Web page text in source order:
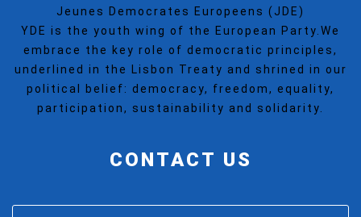
Jeunes Democrates Europeens (JDE)
YDE is the youth wing of the European Party.We
embrace the key role of democratic principles,
underlined in the Lisbon Treaty and shrined in our
political belief: democracy, freedom, equality,
participation, sustainability and solidarity.
CONTACT US